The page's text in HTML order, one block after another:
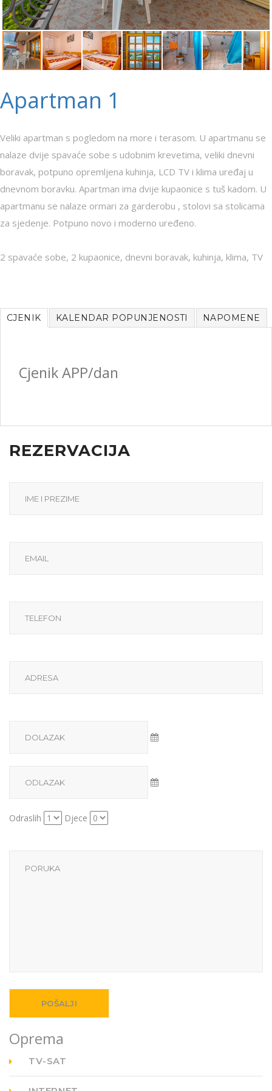
Apartman 1
Veliki apartman s pogledom na more i terasom. U apartmanu se
nalaze dvije spavaće sobe s udobnim krevetima, veliki dnevni
boravak, potpuno opremljena kuhinja, LCD TV i klima uređaj u
dnevnom boravku. Apartman ima dvije kupaonice s tuš kadom. U
apartmanu se nalaze ormari za garderobu , stolovi sa stolicama
za sjedenje. Potpuno novo i moderno uređeno.
2 spavaće sobe, 2 kupaonice, dnevni boravak, kuhinja, klima, TV
CJENIK KALENDAR POPUNJENOSTI NAPOMENE
Cjenik APP/dan
REZERVACIJA
Odraslih Djece
Oprema
TV-SAT